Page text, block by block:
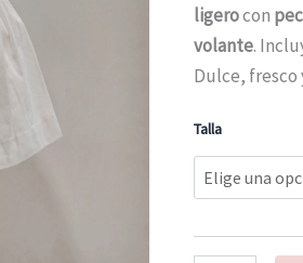
ligerocon
volante.
Dulce, fresco
Talla
verano
cantidad